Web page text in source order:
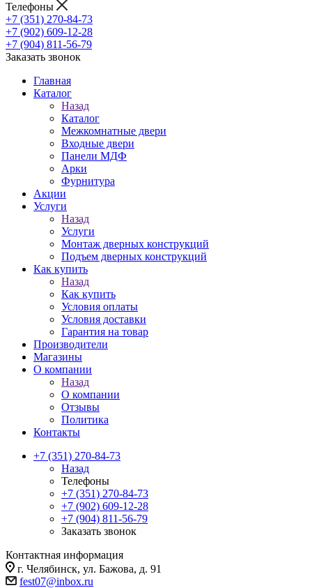
Телефоны
+7 (351) 270-84-73
+7 (902) 609-12-28
+7 (904) 811-56-79
Заказать звонок
Главная
Каталог
Назад
Каталог
Межкомнатные двери
Входные двери
Панели МДФ
Арки
Фурнитура
Акции
Услуги
Назад
Услуги
Монтаж дверных конструкций
Подъем дверных конструкций
Как купить
Назад
Как купить
Условия оплаты
Условия доставки
Гарантия на товар
Производители
Магазины
О компании
Назад
О компании
Отзывы
Политика
Контакты
+7 (351) 270-84-73
Назад
Телефоны
+7 (351) 270-84-73
+7 (902) 609-12-28
+7 (904) 811-56-79
Заказать звонок
Контактная информация
г. Челябинск, ул. Бажова, д. 91
fest07@inbox.ru